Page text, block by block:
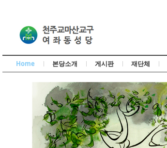
Home 본당소개 게시판 재단체